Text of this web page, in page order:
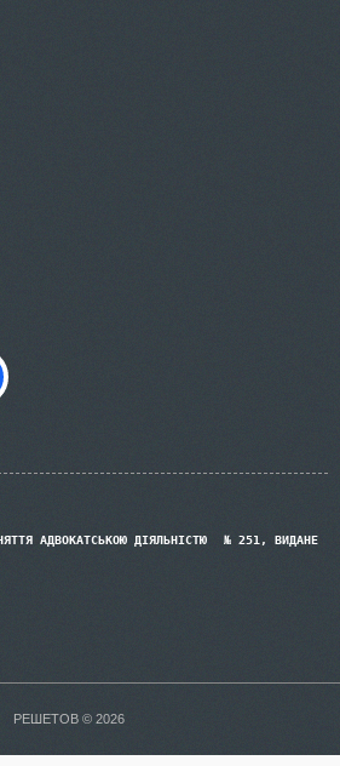
АДВОКАТСЬКОЮ ДІЯЛЬНІСТЮ № 251, ВИДАНЕ
РЕШЕТОВ © 2026